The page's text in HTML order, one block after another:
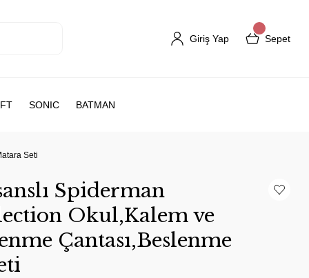
Giriş Yap Sepet
SONIC BATMAN
Seti
Spiderman
Okul,Kalem ve
Çantası,Beslenme